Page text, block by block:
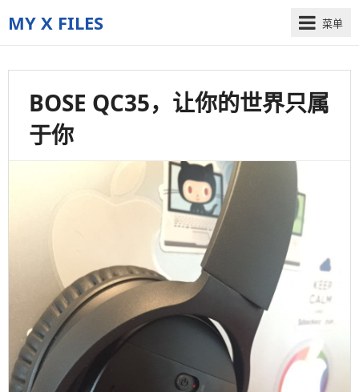
MY X FILES
The
truth
菜单
BOSE QC35，让你的世界只属
于你